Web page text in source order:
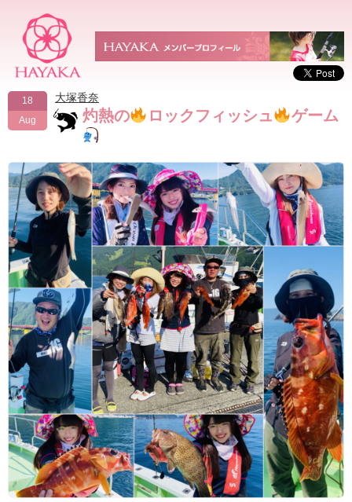
18
Aug
大塚香奈
灼熱の ロックフィッシュ ゲーム